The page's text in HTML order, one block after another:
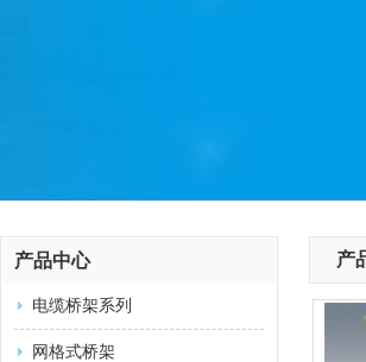
产品中心
电缆桥架系列
网格式桥架
产